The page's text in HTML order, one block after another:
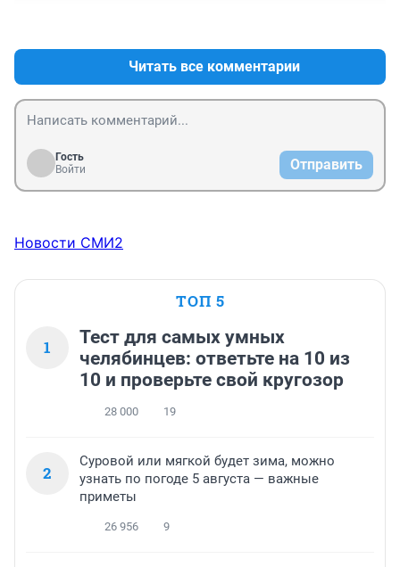
Читать все комментарии
Гость
Войти
Отправить
Новости СМИ2
ТОП 5
1
Тест для самых умных
челябинцев: ответьте на 10 из
10 и проверьте свой кругозор
28 000 19
2
Суровой или мягкой будет зима, можно
узнать по погоде 5 августа — важные
приметы
26 956 9